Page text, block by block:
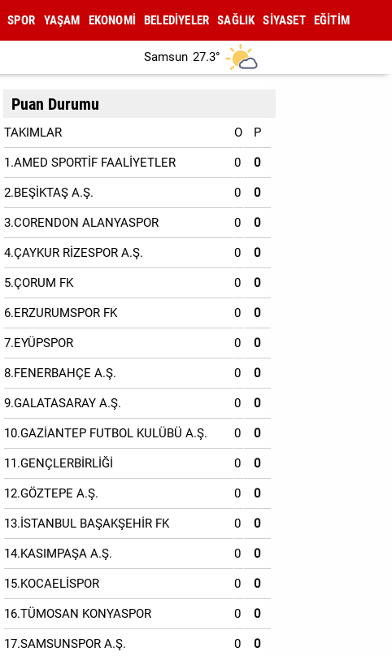
SPOR YAŞAM EKONOMİ BELEDİYELER SAĞLIK SİYASET EĞİTİM
Samsun 27.3°
Puan Durumu
TAKIMLAR O P
1.AMED SPORTİF FAALİYETLER 0 0
2.BEŞİKTAŞ A.Ş. 0 0
3.CORENDON ALANYASPOR 0 0
4.ÇAYKUR RİZESPOR A.Ş. 0 0
5.ÇORUM FK 0 0
6.ERZURUMSPOR FK 0 0
7.EYÜPSPOR 0 0
8.FENERBAHÇE A.Ş. 0 0
9.GALATASARAY A.Ş. 0 0
10.GAZİANTEP FUTBOL KULÜBÜ A.Ş. 0 0
11.GENÇLERBİRLİĞİ 0 0
12.GÖZTEPE A.Ş. 0 0
13.İSTANBUL BAŞAKŞEHİR FK 0 0
14.KASIMPAŞA A.Ş. 0 0
15.KOCAELİSPOR 0 0
16.TÜMOSAN KONYASPOR 0 0
17.SAMSUNSPOR A.Ş. 0 0